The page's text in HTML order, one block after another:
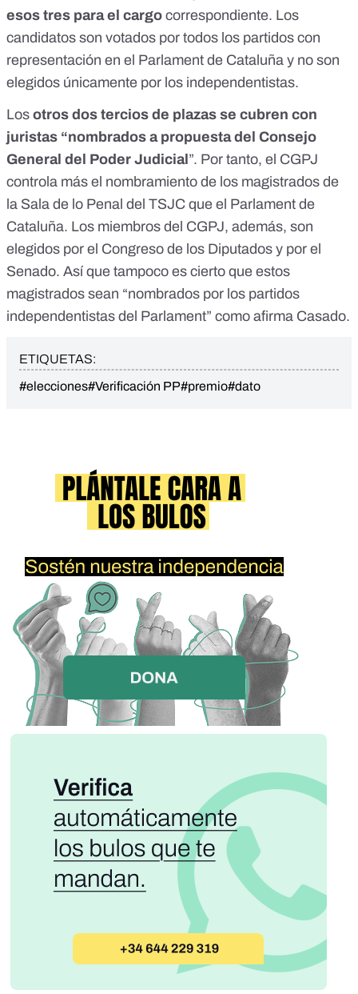
esos tres para el cargo correspondiente. Los
candidatos son votados por todos los partidos con
representación en el Parlament de Cataluña y no son
elegidos únicamente por los independentistas.
Los otros dos tercios de plazas se cubren con
juristas “nombrados a propuesta del Consejo
General del Poder Judicial”. Por tanto, el CGPJ
controla más el nombramiento de los magistrados de
la Sala de lo Penal del TSJC que el Parlament de
Cataluña. Los miembros del CGPJ, además, son
elegidos por el Congreso de los Diputados y por el
Senado. Así que tampoco es cierto que estos
magistrados sean “nombrados por los partidos
independentistas del Parlament” como afirma Casado.
ETIQUETAS:
#elecciones#Verificación PP#premio#dato